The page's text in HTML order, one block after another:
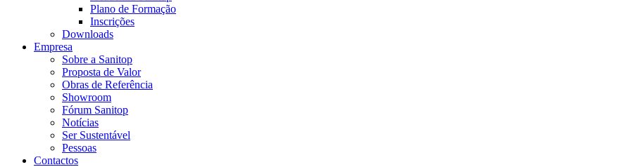
Plano de Formação
Inscrições
Downloads
Empresa
Sobre a Sanitop
Proposta de Valor
Obras de Referência
Showroom
Fórum Sanitop
Notícias
Ser Sustentável
Pessoas
Contactos